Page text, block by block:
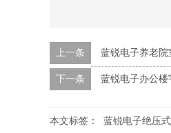
上一条 蓝锐电子养老院
下一条 蓝锐电子办公
本文标签： 蓝锐电子绝压